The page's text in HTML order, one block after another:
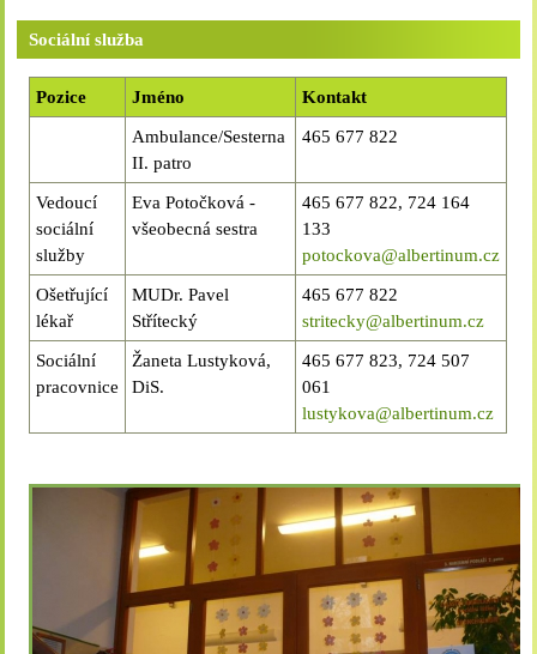
Sociální služba
Pozice Jméno Kontakt
Ambulance/Sesterna
II. patro
465 677 822
Vedoucí
sociální
služby
Eva Potočková -
všeobecná sestra
465 677 822, 724 164
133
potockova@albertinum.cz
Ošetřující
lékař
MUDr. Pavel
Střítecký
465 677 822
stritecky@albertinum.cz
Sociální
pracovnice
Žaneta Lustyková,
DiS.
465 677 823, 724 507
061
lustykova@albertinum.cz